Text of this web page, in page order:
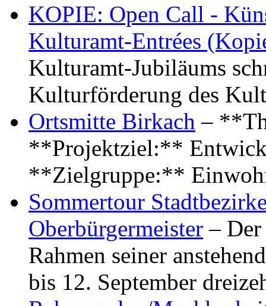
KOPIE: Open Call -
Kulturamt-Entrées
Kulturamt-Jubiläums
Kulturförderung des
Ortsmitte Birkach –
**Projektziel:**
**Zielgruppe:**
Sommertour
Oberbürgermeister –
Rahmen seiner
bis 12. September